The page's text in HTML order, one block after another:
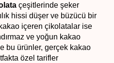
çeşitlerinde şeker
hissi düşer ve büzücü bir
içeren çikolatalar ise
ve yoğun kakao
bu ürünler, gerçek kakao
özel tarifler